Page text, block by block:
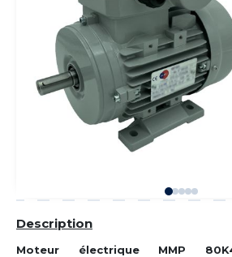
Description
Moteur électrique MMP 80K4